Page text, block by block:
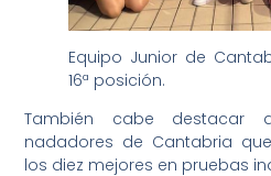
Equipo Junior de
16ª posición.
También cabe destacar
nadadores de Cantabria
los diez mejores en pruebas